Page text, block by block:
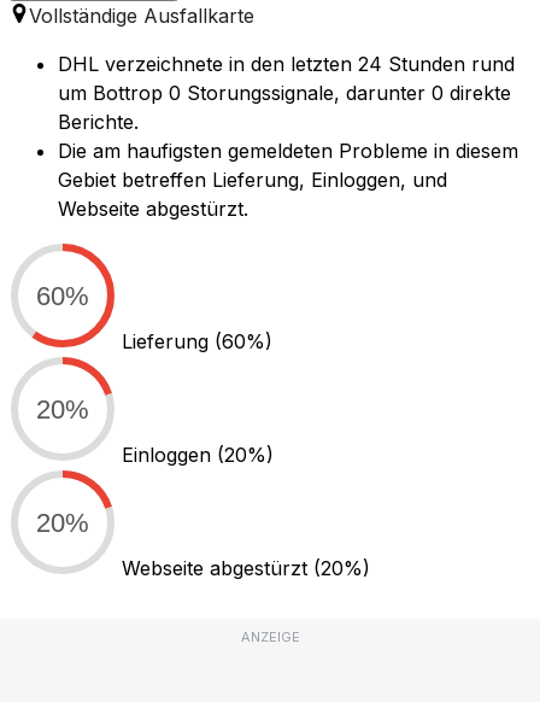
Vollständige Ausfallkarte
DHL verzeichnete in den letzten 24 Stunden rund
um Bottrop 0 Storungssignale, darunter 0 direkte
Berichte.
Die am haufigsten gemeldeten Probleme in diesem
Gebiet betreffen Lieferung, Einloggen, und
Webseite abgestürzt.
60%
Lieferung (60%)
20%
Einloggen (20%)
20%
Webseite abgestürzt (20%)
ANZEIGE